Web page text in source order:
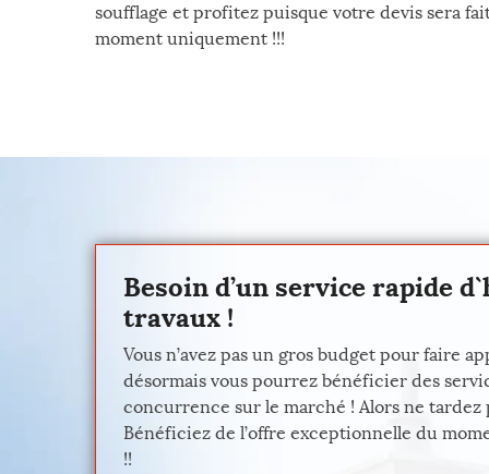
soufflage et profitez puisque votre devis sera
moment uniquement !!!
Besoin d’un service rapide
travaux !
Vous n’avez pas un gros budget pour faire
désormais vous pourrez bénéficier des
concurrence sur le marché ! Alors ne
Bénéficiez de l’offre exceptionnelle du
!!